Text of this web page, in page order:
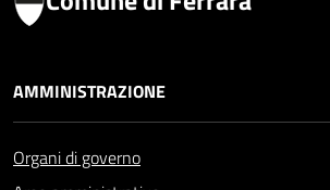
AMMINISTRAZIONE
Organi di governo